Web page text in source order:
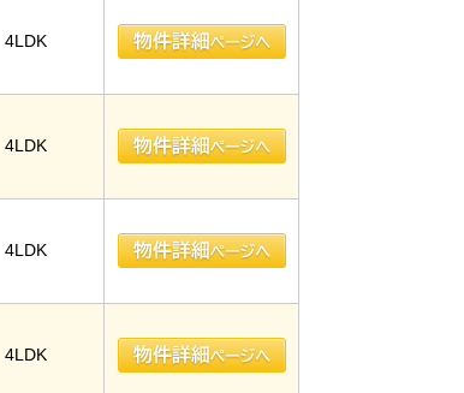
4LDK
4LDK
4LDK
4LDK